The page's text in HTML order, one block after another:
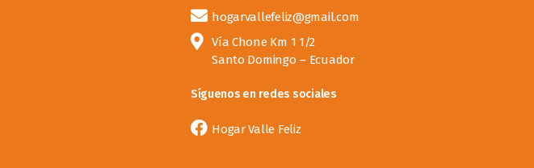
hogarvallefeliz@gmail.com
Vía Chone Km 1 1/2
Santo Domingo – Ecuador
Síguenos en redes sociales
Hogar Valle Feliz